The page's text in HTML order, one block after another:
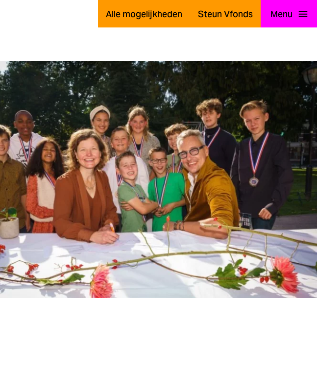
Alle mogelijkheden Steun Vfonds Menu